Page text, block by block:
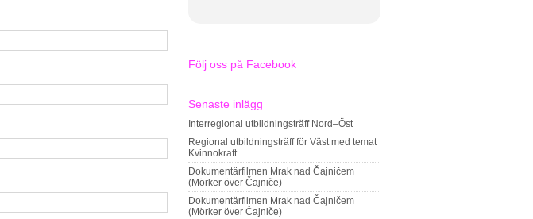
Följ oss på Facebook
Senaste inlägg
Interregional utbildningsträff Nord–Öst
Regional utbildningsträff för Väst med temat
Kvinnokraft
Dokumentärfilmen Mrak nad Čajničem
(Mörker över Čajniče)
Dokumentärfilmen Mrak nad Čajničem
(Mörker över Čajniče)